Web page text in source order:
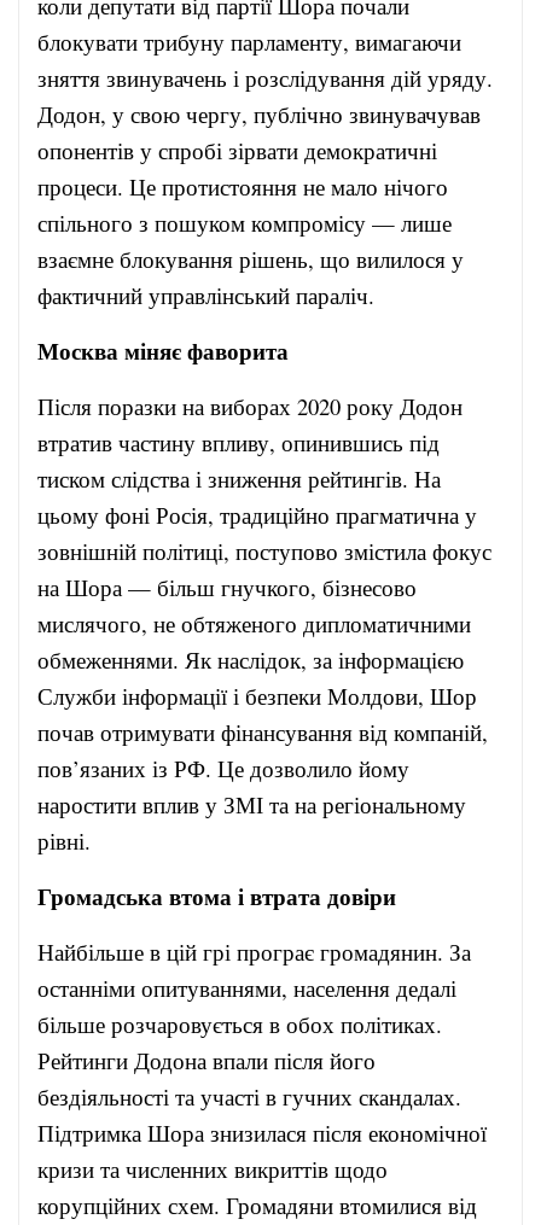
блокувати трибуну парламенту, вимагаючи
зняття звинувачень і розслідування дій уряду.
Додон, у свою чергу, публічно звинувачував
опонентів у спробі зірвати демократичні
процеси. Це протистояння не мало нічого
спільного з пошуком компромісу — лише
взаємне блокування рішень, що вилилося у
фактичний управлінський параліч.
Москва міняє фаворита
Після поразки на виборах 2020 року Додон
втратив частину впливу, опинившись під
тиском слідства і зниження рейтингів. На
цьому фоні Росія, традиційно прагматична у
зовнішній політиці, поступово змістила фокус
на Шора — більш гнучкого, бізнесово
мислячого, не обтяженого дипломатичними
обмеженнями. Як наслідок, за інформацією
Служби інформації і безпеки Молдови, Шор
почав отримувати фінансування від компаній,
пов’язаних із РФ. Це дозволило йому
наростити вплив у ЗМІ та на регіональному
рівні.
Громадська втома і втрата довіри
Найбільше в цій грі програє громадянин. За
останніми опитуваннями, населення дедалі
більше розчаровується в обох політиках.
Рейтинги Додона впали після його
бездіяльності та участі в гучних скандалах.
Підтримка Шора знизилася після економічної
кризи та численних викриттів щодо
корупційних схем. Громадяни втомилися від